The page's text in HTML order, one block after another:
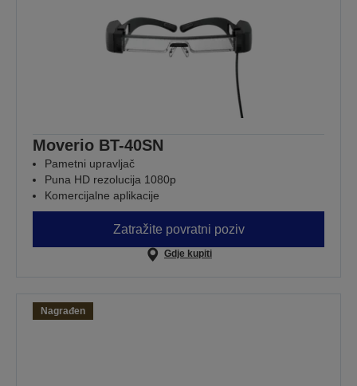
Moverio BT-40SN
Pametni upravljač
Puna HD rezolucija 1080p
Komercijalne aplikacije
Zatražite povratni poziv
Gdje kupiti
Nagrađen